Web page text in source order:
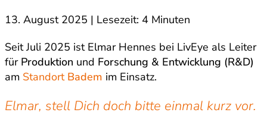
13. August 2025 | Lesezeit: 4 Minuten
Seit Juli 2025 ist Elmar Hennes bei LivEye als Leiter
für Produktion und Forschung & Entwicklung (R&D)
am Standort Badem im Einsatz.
Elmar, stell Dich doch bitte einmal kurz vor.